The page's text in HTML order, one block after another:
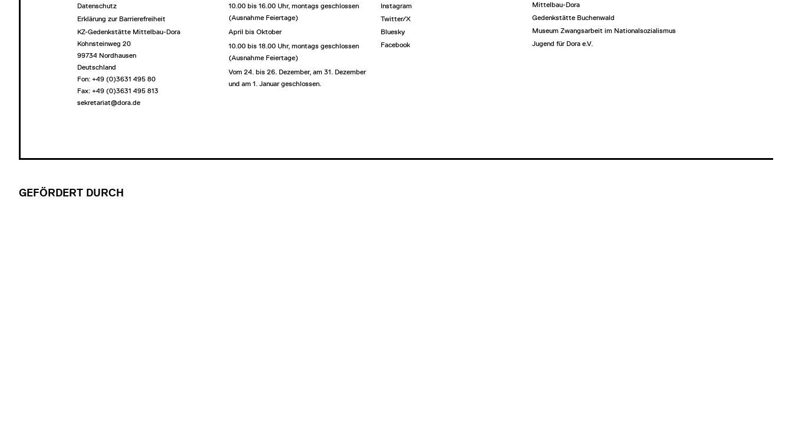
Datenschutz
Erklärung zur Barrierefreiheit
KZ-Gedenkstätte Mittelbau-Dora
Kohnsteinweg 20
99734 Nordhausen
Deutschland
Fon: +49 (0)3631 495 80
Fax: +49 (0)3631 495 813
sekretariat@dora.de
10.00 bis 16.00 Uhr, montags geschlossen
(Ausnahme Feiertage)
April bis Oktober
10.00 bis 18.00 Uhr, montags geschlossen
(Ausnahme Feiertage)
Vom 24. bis 26. Dezember, am 31. Dezember
und am 1. Januar geschlossen.
Instagram
Twitter/X
Bluesky
Facebook
Mittelbau-Dora
Gedenkstätte Buchenwald
Museum Zwangsarbeit im Nationalsozialismus
Jugend für Dora e.V.
GEFÖRDERT DURCH